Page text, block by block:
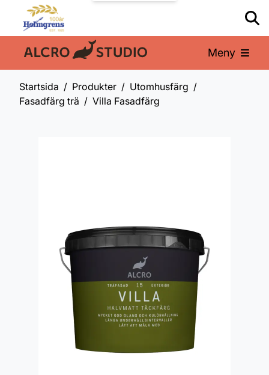
En del av: Meny
Startsida Produkter
Utomhusfärg
Fasadfärg trä
Villa Fasadfärg